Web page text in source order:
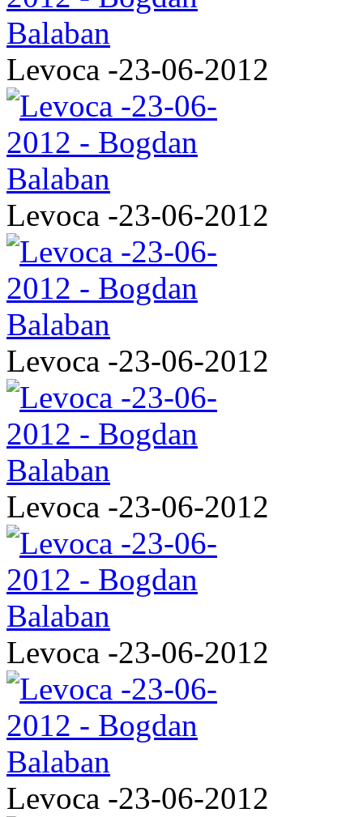
Levoca -23-06-2012
Levoca -23-06-2012
Levoca -23-06-2012
Levoca -23-06-2012
Levoca -23-06-2012
Levoca -23-06-2012